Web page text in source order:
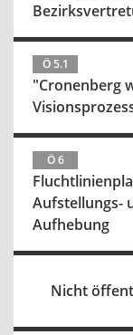
Ö 5.1
"Cronenberg
Ö 6
Aufstellungs-
Aufhebung
Nicht